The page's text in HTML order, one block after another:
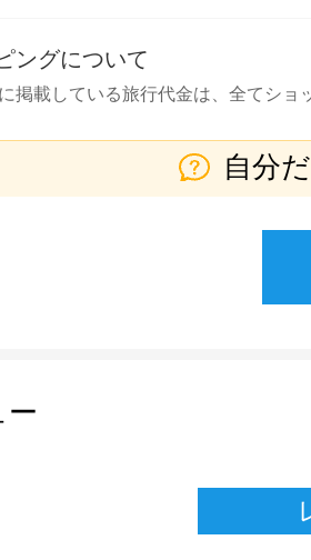
ングについて
掲載している旅行代金は、全てショ
自分
ー